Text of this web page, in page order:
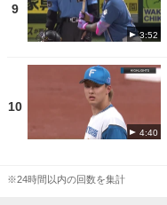
9
3:52
10
4:40
※24時間以内の回数を集計